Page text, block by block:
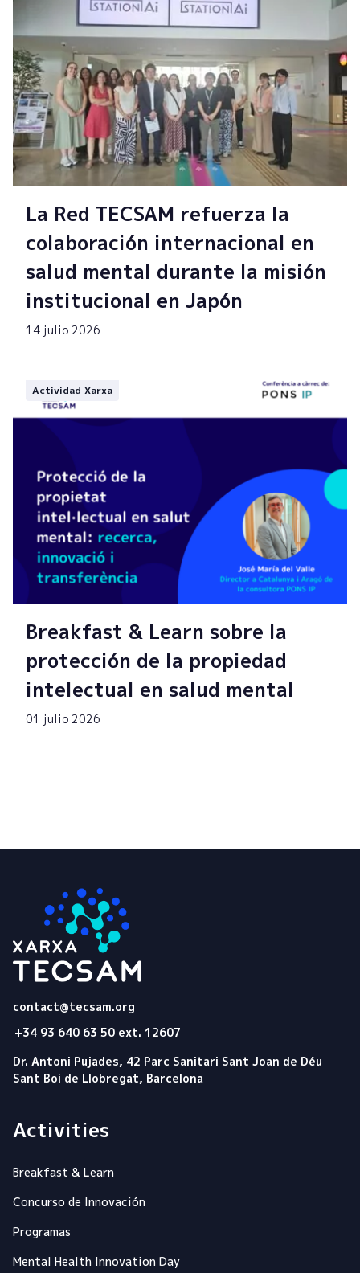
La Red TECSAM refuerza la
colaboración internacional en
salud mental durante la misión
institucional en Japón
14 julio 2026
Actividad Xarxa
Breakfast & Learn sobre la
protección de la propiedad
intelectual en salud mental
01 julio 2026
contact@tecsam.org
+34 93 640 63 50 ext. 12607
Dr. Antoni Pujades, 42 Parc Sanitari Sant Joan de Déu
Sant Boi de Llobregat, Barcelona
Activities
Breakfast & Learn
Concurso de Innovación
Programas
Mental Health Innovation Day